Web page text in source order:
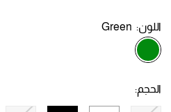
اللون:Green
الحجم: